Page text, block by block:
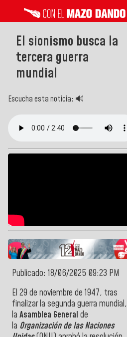
El sionismo busca la
tercera guerra
mundial
Escucha esta noticia: 🔊
Publicado: 18/06/2025 09:23 PM
El 29 de noviembre de 1947, tras
finalizar la segunda guerra mundial,
la Asamblea General de
la Organización de las Naciones